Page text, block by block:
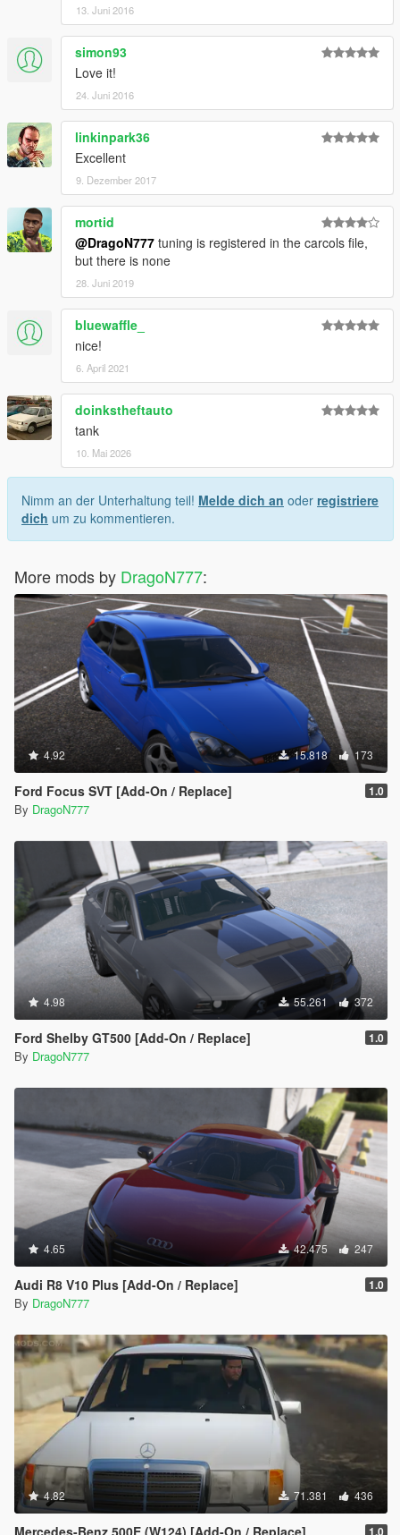
13. Juni 2016
simon93
Love it!
24. Juni 2016
linkinpark36
Excellent
9. Dezember 2017
mortid
@DragoN777 tuning is registered in the carcols file,
but there is none
28. Juni 2019
bluewaffle_
nice!
6. April 2021
doinkstheftauto
tank
10. Mai 2026
Nimm an der Unterhaltung teil! Melde dich an oder registriere
dich um zu kommentieren.
More mods by DragoN777:
4.92 15.818 173
Ford Focus SVT [Add-On / Replace] 1.0
By DragoN777
4.98 55.261 372
Ford Shelby GT500 [Add-On / Replace] 1.0
By DragoN777
4.65 42.475 247
Audi R8 V10 Plus [Add-On / Replace] 1.0
By DragoN777
4.82 71.381 436
1.0